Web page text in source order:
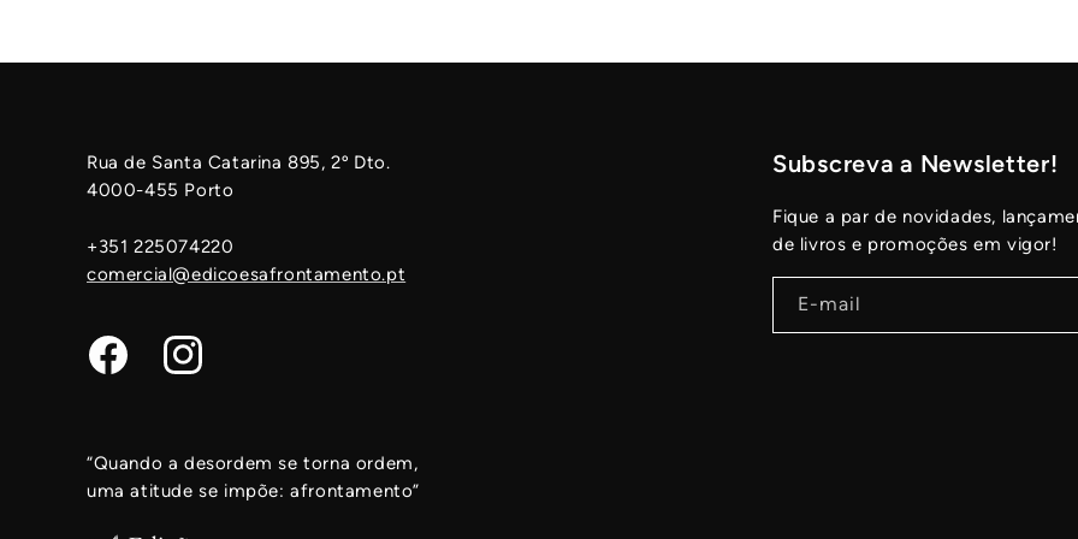
Rua de Santa Catarina 895, 2º Dto.
4000-455 Porto
+351 225074220
comercial@edicoesafrontamento.pt
Facebook Instagram
“Quando a desordem se torna ordem,
uma atitude se impõe: afrontamento”
Subscreva a Newsletter!
Fique a par de novidades,
de livros e promoções em vigor!
E-mail